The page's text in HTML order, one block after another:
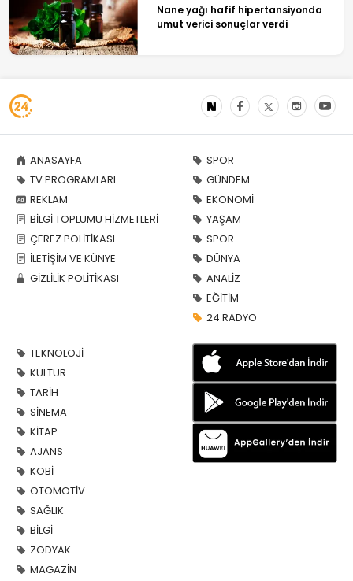
Nane yağı hafif hipertansiyonda
umut verici sonuçlar verdi
ANASAYFA
TV PROGRAMLARI
REKLAM
BİLGİ TOPLUMU HİZMETLERİ
ÇEREZ POLİTİKASI
İLETİŞİM VE KÜNYE
GİZLİLİK POLİTİKASI
SPOR
GÜNDEM
EKONOMİ
YAŞAM
SPOR
DÜNYA
ANALİZ
EĞİTİM
24 RADYO
TEKNOLOJİ
KÜLTÜR
TARİH
SİNEMA
KİTAP
AJANS
KOBİ
OTOMOTİV
SAĞLIK
BİLGİ
ZODYAK
MAGAZİN